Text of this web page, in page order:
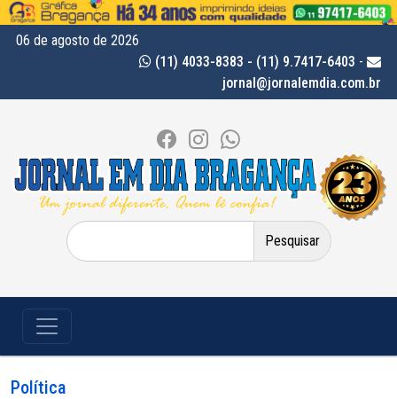
06 de agosto de 2026
(11) 4033-8383 - (11) 9.7417-6403 -
jornal@jornalemdia.com.br
Pesquisar
por:
Política